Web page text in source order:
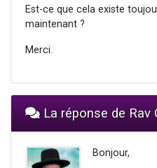
Est-ce que cela existe
maintenant ?
Merci.
La réponse de Rav
Bonjour,